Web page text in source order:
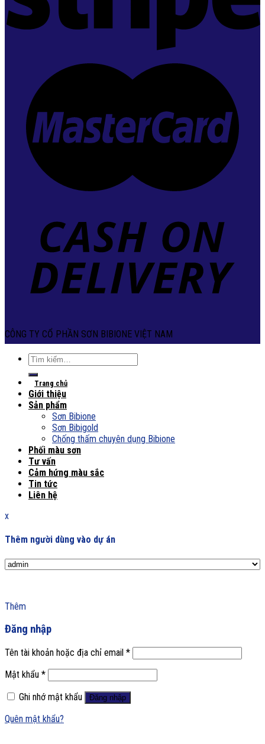
CÔNG TY CỔ PHẦN SƠN BIBIONE VIỆT NAM
Tìm
kiếm:
Trang chủ
Giới thiệu
Sản phẩm
Sơn Bibione
Sơn Bibigold
Chống thấm chuyên dụng Bibione
Phối màu sơn
Tư vấn
Cảm hứng màu sắc
Tin tức
Liên hệ
x
Thêm người dùng vào dự án
Thêm
Đăng nhập
Tên tài khoản hoặc địa chỉ email *
Mật khẩu *
Ghi nhớ mật khẩu
Đăng nhập
Quên mật khẩu?